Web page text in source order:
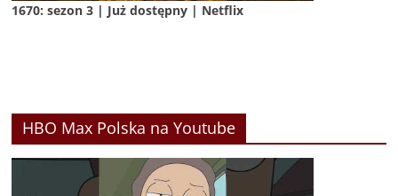
1670: sezon 3 | Już dostępny | Netflix
HBO Max Polska na Youtube